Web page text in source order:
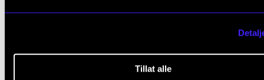
Tillat alle
Ingrid Standal Sørheim (torader)